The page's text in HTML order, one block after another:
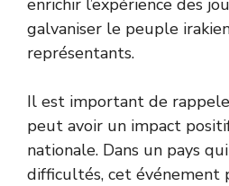
galvaniser le peuple
représentants.
Il est important de
peut avoir un impact
nationale. Dans un pays
difficultés, cet événement